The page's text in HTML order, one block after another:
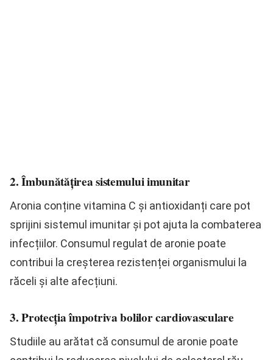
2. Îmbunătățirea sistemului imunitar
Aronia conține vitamina C și antioxidanți care pot
sprijini sistemul imunitar și pot ajuta la combaterea
infecțiilor. Consumul regulat de aronie poate
contribui la creșterea rezistenței organismului la
răceli și alte afecțiuni.
3. Protecția împotriva bolilor cardiovasculare
Studiile au arătat că consumul de aronie poate